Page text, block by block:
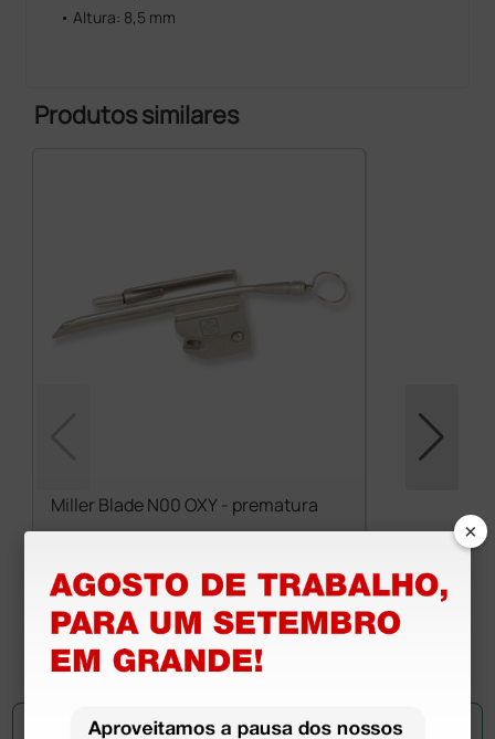
• Altura: 8,5 mm
Produtos similares
Miller Blade N00 OXY - prematura
20,30 €
(Preço sem IVA)
×